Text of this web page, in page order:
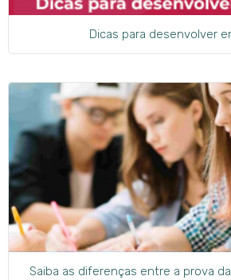
Dicas para desenvolver
Saiba as diferenças entre a prova